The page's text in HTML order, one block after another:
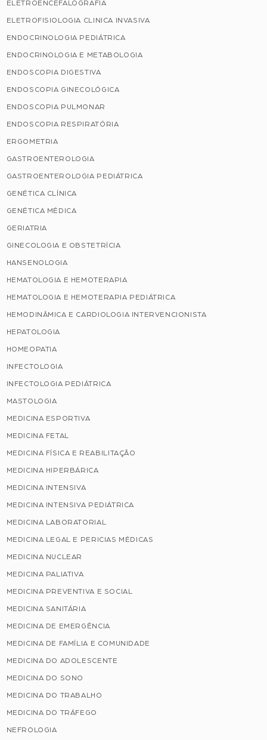
ELETROENCEFALOGRAFIA
ELETROFISIOLOGIA CLINICA INVASIVA
ENDOCRINOLOGIA PEDIÁTRICA
ENDOCRINOLOGIA E METABOLOGIA
ENDOSCOPIA DIGESTIVA
ENDOSCOPIA GINECOLÓGICA
ENDOSCOPIA PULMONAR
ENDOSCOPIA RESPIRATÓRIA
ERGOMETRIA
GASTROENTEROLOGIA
GASTROENTEROLOGIA PEDIÁTRICA
GENÉTICA CLÍNICA
GENÉTICA MÉDICA
GERIATRIA
GINECOLOGIA E OBSTETRÍCIA
HANSENOLOGIA
HEMATOLOGIA E HEMOTERAPIA
HEMATOLOGIA E HEMOTERAPIA PEDIÁTRICA
HEMODINÂMICA E CARDIOLOGIA INTERVENCIONISTA
HEPATOLOGIA
HOMEOPATIA
INFECTOLOGIA
INFECTOLOGIA PEDIÁTRICA
MASTOLOGIA
MEDICINA ESPORTIVA
MEDICINA FETAL
MEDICINA FÍSICA E REABILITAÇÃO
MEDICINA HIPERBÁRICA
MEDICINA INTENSIVA
MEDICINA INTENSIVA PEDIÁTRICA
MEDICINA LABORATORIAL
MEDICINA LEGAL E PERICIAS MÉDICAS
MEDICINA NUCLEAR
MEDICINA PALIATIVA
MEDICINA PREVENTIVA E SOCIAL
MEDICINA SANITÁRIA
MEDICINA DE EMERGÊNCIA
MEDICINA DE FAMÍLIA E COMUNIDADE
MEDICINA DO ADOLESCENTE
MEDICINA DO SONO
MEDICINA DO TRABALHO
MEDICINA DO TRÁFEGO
NEFROLOGIA